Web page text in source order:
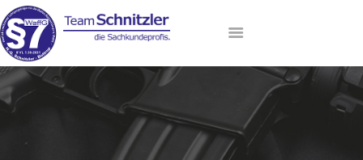
ANMELDUNG